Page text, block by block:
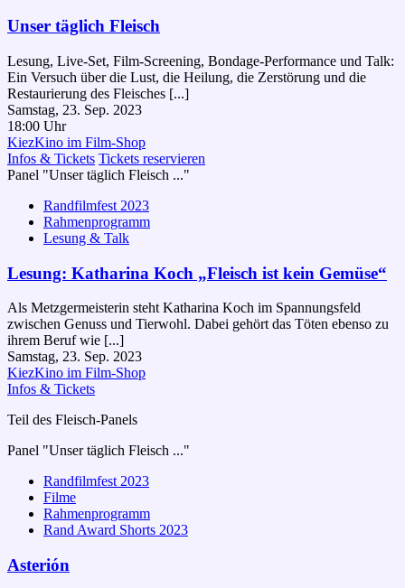
Unser täglich Fleisch
Lesung, Live-Set, Film-Screening, Bondage-Performance und Talk:
Ein Versuch über die Lust, die Heilung, die Zerstörung und die
Restaurierung des Fleisches [...]
Samstag, 23. Sep. 2023
18:00 Uhr
KiezKino im Film-Shop
Infos & Tickets Tickets reservieren
Panel "Unser täglich Fleisch ..."
Randfilmfest 2023
Rahmenprogramm
Lesung & Talk
Lesung: Katharina Koch „Fleisch ist kein Gemüse“
Als Metzgermeisterin steht Katharina Koch im Spannungsfeld
zwischen Genuss und Tierwohl. Dabei gehört das Töten ebenso zu
ihrem Beruf wie [...]
Samstag, 23. Sep. 2023
KiezKino im Film-Shop
Infos & Tickets
Teil des Fleisch-Panels
Panel "Unser täglich Fleisch ..."
Randfilmfest 2023
Filme
Rahmenprogramm
Rand Award Shorts 2023
Asterión